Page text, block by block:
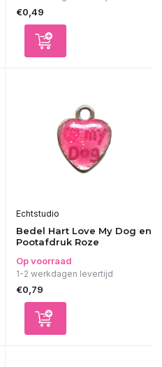
€0,49
Echtstudio
Bedel Hart Love My Dog en
Pootafdruk Roze
Op voorraad
1-2 werkdagen levertijd
€0,79